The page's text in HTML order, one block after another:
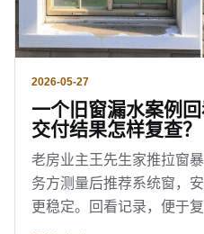
2026-05-27
一个旧窗漏水案例
交付结果怎样复查？
老房业主王先生家推拉窗
务方测量后推荐系统窗，
更稳定。回看记录，便于复